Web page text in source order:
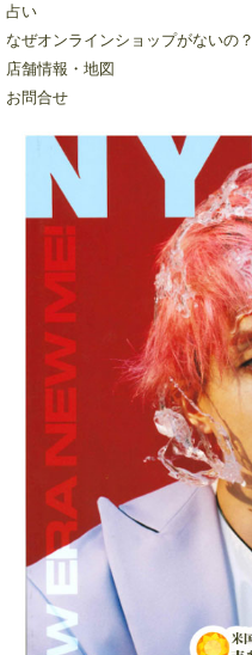
占い
なぜオンラインショップがないの？
店舗情報・地図
お問合せ